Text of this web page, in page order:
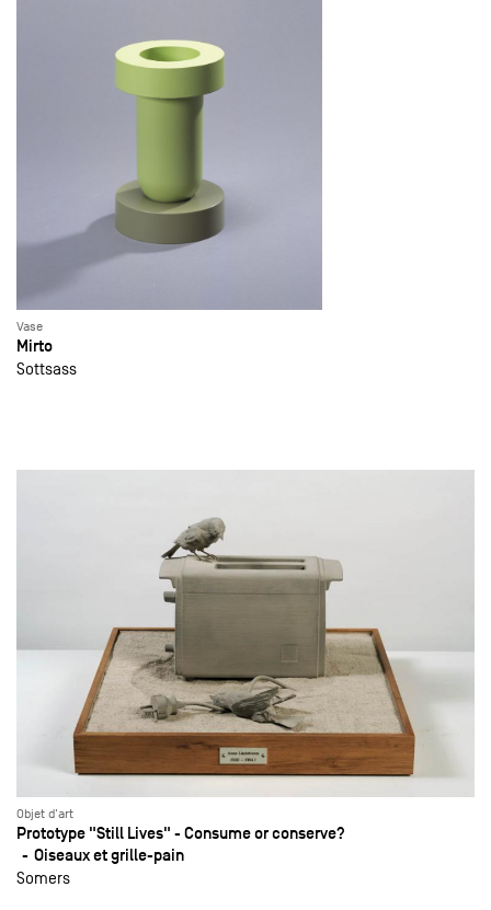
Vase
Mirto
Sottsass
Objet d'art
Prototype "Still Lives" - Consume or conserve?
Oiseaux et grille-pain
Somers